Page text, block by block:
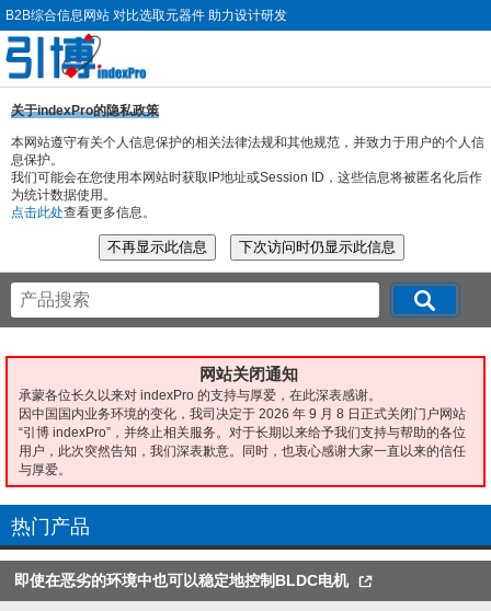
B2B综合信息网站 对比选取元器件 助力设计研发
关于indexPro的隐私政策
本网站遵守有关个人信息保护的相关法律法规和其他规范，并致力于用户的个人信
息保护。
我们可能会在您使用本网站时获取IP地址或Session ID，这些信息将被匿名化后作
为统计数据使用。
点击此处查看更多信息。
网站关闭通知
承蒙各位长久以来对 indexPro 的支持与厚爱，在此深表感谢。
因中国国内业务环境的变化，我司决定于 2026 年 9 月 8 日正式关闭门户网站
“引博 indexPro”，并终止相关服务。对于长期以来给予我们支持与帮助的各位
用户，此次突然告知，我们深表歉意。同时，也衷心感谢大家一直以来的信任
与厚爱。
热门产品
即使在恶劣的环境中也可以稳定地控制BLDC电机